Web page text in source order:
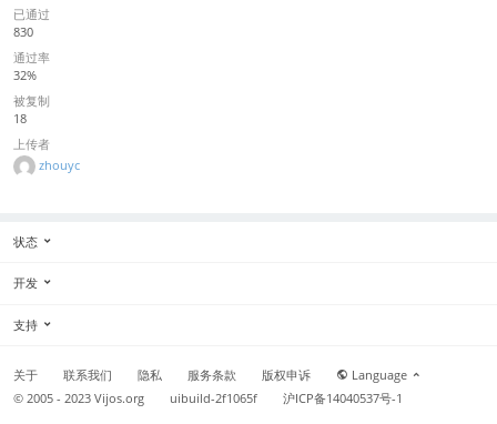
已通过
830
通过率
32%
被复制
18
上传者
zhouyc
状态
开发
支持
关于 联系我们 隐私 服务条款 版权申诉
Language
© 2005 - 2023Vijos.org uibuild-2f1065f 沪ICP备14040537号-1